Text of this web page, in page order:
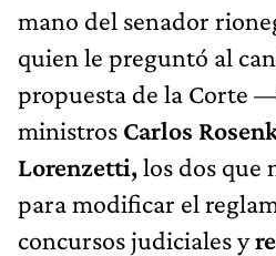
mano del senador
quien le preguntó al
propuesta de la Corte
ministros Carlos
Lorenzetti,los dos que
para modificar el
concursos judiciales y